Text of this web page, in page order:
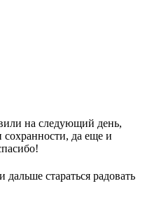
на следующий день,
да еще и
стараться радовать